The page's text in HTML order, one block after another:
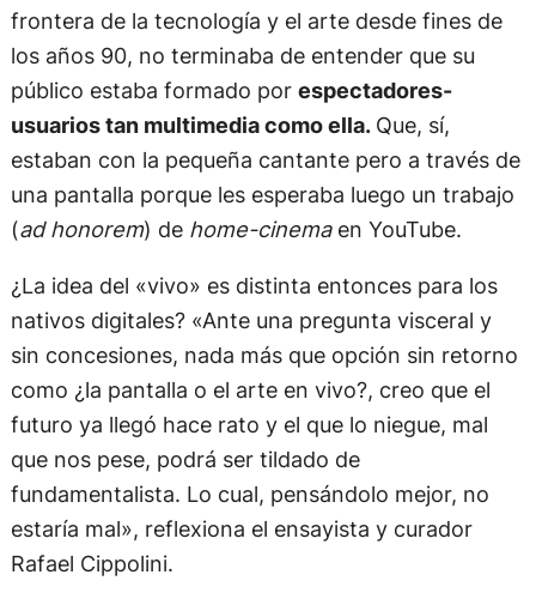
frontera de la tecnología y el arte desde fines de
los años 90, no terminaba de entender que su
público estaba formado por espectadores-
usuarios tan multimedia como ella. Que, sí,
estaban con la pequeña cantante pero a través de
una pantalla porque les esperaba luego un trabajo
(ad honorem) de home-cinemaen YouTube.
¿La idea del «vivo» es distinta entonces para los
nativos digitales? «Ante una pregunta visceral y
sin concesiones, nada más que opción sin retorno
como ¿la pantalla o el arte en vivo?, creo que el
futuro ya llegó hace rato y el que lo niegue, mal
que nos pese, podrá ser tildado de
fundamentalista. Lo cual, pensándolo mejor, no
estaría mal», reflexiona el ensayista y curador
Rafael Cippolini.